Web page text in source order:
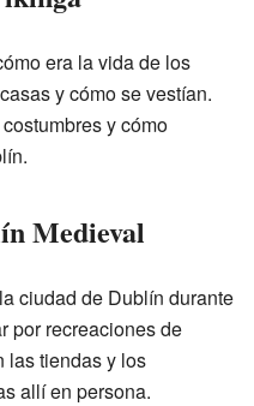
era la vida de los
y cómo se vestían.
y cómo
Medieval
ciudad de Dublín durante
por recreaciones de
las tiendas y los
allí en persona.